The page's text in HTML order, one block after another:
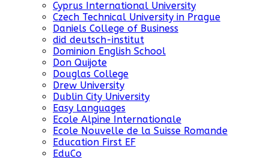
Cyprus International University
Czech Technical University in Prague
Daniels College of Business
did deutsch-institut
Dominion English School
Don Quijote
Douglas College
Drew University
Dublin City University
Easy Languages
Ecole Alpine Internationale
Ecole Nouvelle de la Suisse Romande
Education First EF
EduCo